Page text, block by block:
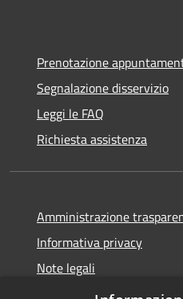
Prenotazione
Segnalazione disservizio
Leggi le FAQ
Richiesta assistenza
Amministrazione
Informativa privacy
Note legali
Dichiarazione di